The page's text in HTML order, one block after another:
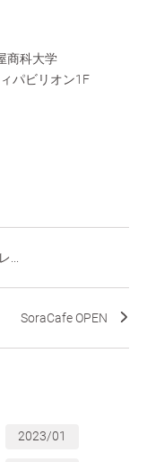
商科大学
ビリオン1F
SoraCafe OPEN
2023/01